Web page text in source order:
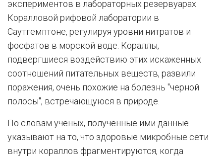
экспериментов в лабораторных резервуарах
Коралловой рифовой лаборатории в
Саутгемптоне, регулируя уровни нитратов и
фосфатов в морской воде. Кораллы,
подвергшиеся воздействию этих искаженных
соотношений питательных веществ, развили
поражения, очень похожие на болезнь "черной
полосы", встречающуюся в природе.
По словам ученых, полученные ими данные
указывают на то, что здоровые микробные сети
внутри кораллов фрагментируются, когда